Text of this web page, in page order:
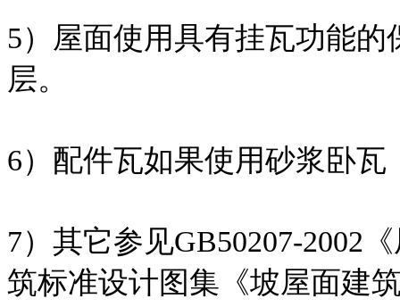
5）屋面使用具有挂瓦功能
层。
6）配件瓦如果使用砂浆卧
7）其它参见GB50207-2002
筑标准设计图集《坡屋面建